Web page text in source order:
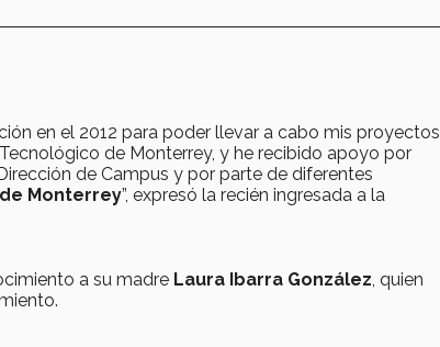
en el 2012 para poder llevar a cabo mis proyectos
de Monterrey, y he recibido apoyo por
de Campus y por parte de diferentes
Monterrey”, expresó la recién ingresada a la
a su madre Laura Ibarra González, quien